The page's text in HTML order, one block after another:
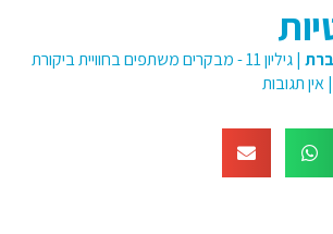
|
גיליון 11 - מבקרים משתפים בחוויית ביקורת
|אין תגובות